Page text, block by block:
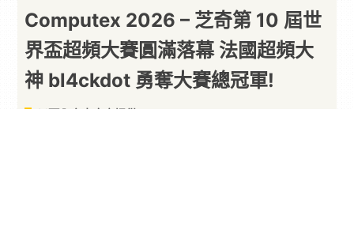
Computex 2026 – 芝奇第 10 屆世
界盃超頻大賽圓滿落幕 法國超頻大
神 bl4ckdot 勇奪大賽總冠軍!